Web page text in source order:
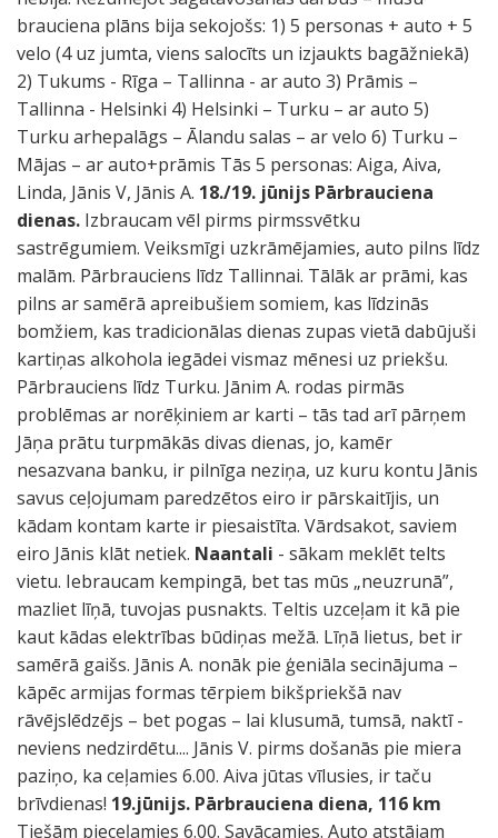
brauciena plāns bija sekojošs: 1) 5 personas + auto + 5
velo (4 uz jumta, viens salocīts un izjaukts bagāžniekā)
2) Tukums - Rīga – Tallinna - ar auto 3) Prāmis –
Tallinna - Helsinki 4) Helsinki – Turku – ar auto 5)
Turku arhepalāgs – Ālandu salas – ar velo 6) Turku –
Mājas – ar auto+prāmis Tās 5 personas: Aiga, Aiva,
Linda, Jānis V, Jānis A. 18./19. jūnijs Pārbrauciena
dienas. Izbraucam vēl pirms pirmssvētku
sastrēgumiem. Veiksmīgi uzkrāmējamies, auto pilns līdz
malām. Pārbrauciens līdz Tallinnai. Tālāk ar prāmi, kas
pilns ar samērā apreibušiem somiem, kas līdzinās
bomžiem, kas tradicionālas dienas zupas vietā dabūjuši
kartiņas alkohola iegādei vismaz mēnesi uz priekšu.
Pārbrauciens līdz Turku. Jānim A. rodas pirmās
problēmas ar norēķiniem ar karti – tās tad arī pārņem
Jāņa prātu turpmākās divas dienas, jo, kamēr
nesazvana banku, ir pilnīga neziņa, uz kuru kontu Jānis
savus ceļojumam paredzētos eiro ir pārskaitījis, un
kādam kontam karte ir piesaistīta. Vārdsakot, saviem
eiro Jānis klāt netiek. Naantali - sākam meklēt telts
vietu. Iebraucam kempingā, bet tas mūs „neuzrunā”,
mazliet līņā, tuvojas pusnakts. Teltis uzceļam it kā pie
kaut kādas elektrības būdiņas mežā. Līņā lietus, bet ir
samērā gaišs. Jānis A. nonāk pie ģeniāla secinājuma –
kāpēc armijas formas tērpiem bikšpriekšā nav
rāvējslēdzējs – bet pogas – lai klusumā, tumsā, naktī -
neviens nedzirdētu.... Jānis V. pirms došanās pie miera
paziņo, ka ceļamies 6.00. Aiva jūtas vīlusies, ir taču
brīvdienas! 19.jūnijs. Pārbrauciena diena, 116 km
Tiešām pieceļamies 6.00. Savācamies. Auto atstājam